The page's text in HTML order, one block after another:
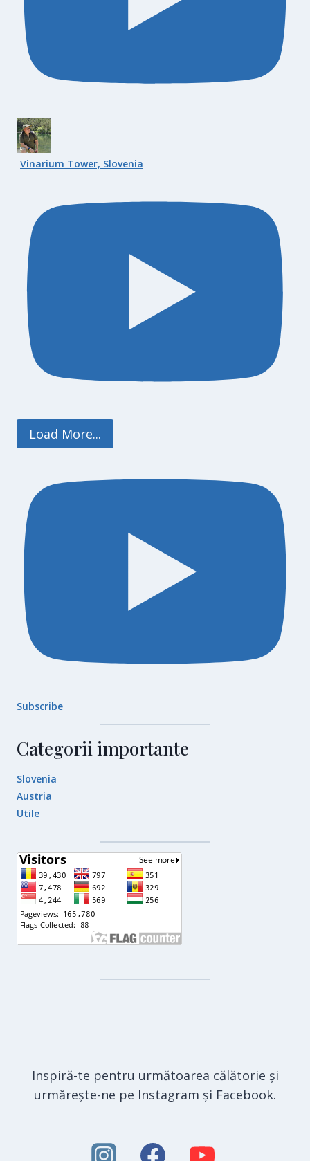
Vinarium Tower, Slovenia
Load More...
Subscribe
Categorii importante
Slovenia
Austria
Utile
Inspiră-te pentru următoarea călătorie și
urmărește-ne pe Instagram și Facebook.